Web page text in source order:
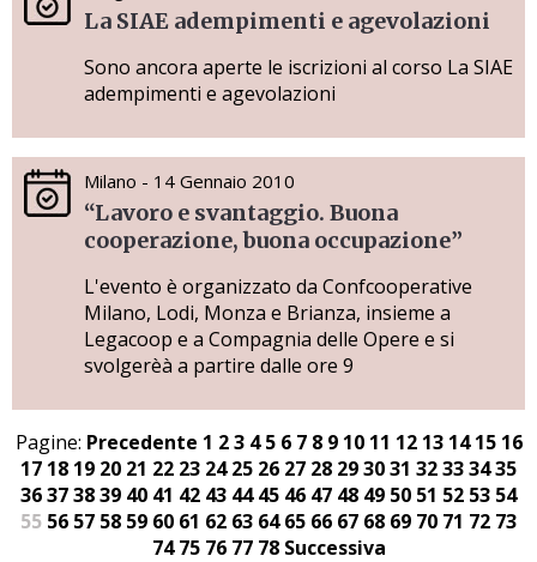
La SIAE adempimenti e agevolazioni
Sono ancora aperte le iscrizioni al corso La SIAE
adempimenti e agevolazioni
Milano - 14 Gennaio 2010
“Lavoro e svantaggio. Buona
cooperazione, buona occupazione”
L'evento è organizzato da Confcooperative
Milano, Lodi, Monza e Brianza, insieme a
Legacoop e a Compagnia delle Opere e si
svolgerèà a partire dalle ore 9
Pagine: Precedente 1 2 3 4 5 6 7 8 9 10 11 12 13 14 15 16
17 18 19 20 21 22 23 24 25 26 27 28 293031 32333435
36373839 40 41 42 43 44 45 46 47 48 49 50 51 52 53 54
55 56 57 58 59 60 61 62 63 64 65 66 67 68 69 70 71 72 73
74 75 76 77 78 Successiva